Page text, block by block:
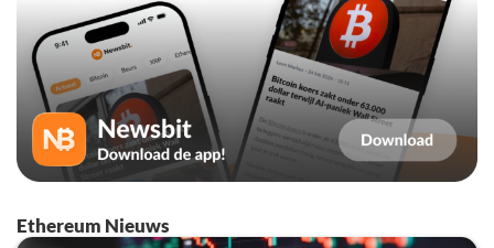
Ethereum Nieuws